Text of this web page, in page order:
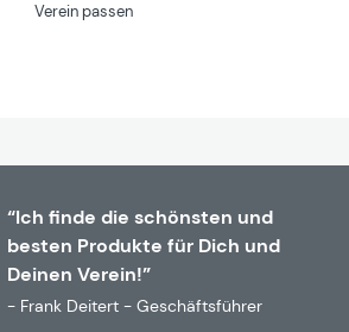
Verein passen
“Ich finde die schönsten und
besten Produkte für Dich und
Deinen Verein!”
- Frank Deitert - Geschäftsführer